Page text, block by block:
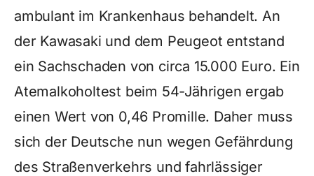
ambulant im Krankenhaus behandelt. An
der Kawasaki und dem Peugeot entstand
ein Sachschaden von circa 15.000 Euro. Ein
Atemalkoholtest beim 54-Jährigen ergab
einen Wert von 0,46 Promille. Daher muss
sich der Deutsche nun wegen Gefährdung
des Straßenverkehrs und fahrlässiger